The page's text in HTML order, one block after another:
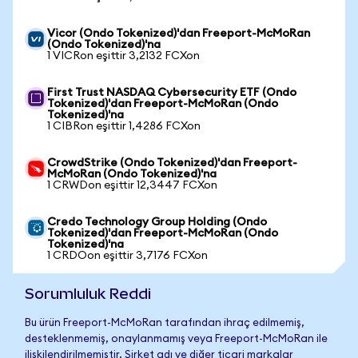
Vicor (Ondo Tokenized)'dan Freeport-McMoRan
(Ondo Tokenized)'na
1 VICRon eşittir 3,2132 FCXon
First Trust NASDAQ Cybersecurity ETF (Ondo
Tokenized)'dan Freeport-McMoRan (Ondo
Tokenized)'na
1 CIBRon eşittir 1,4286 FCXon
CrowdStrike (Ondo Tokenized)'dan Freeport-
McMoRan (Ondo Tokenized)'na
1 CRWDon eşittir 12,3447 FCXon
Credo Technology Group Holding (Ondo
Tokenized)'dan Freeport-McMoRan (Ondo
Tokenized)'na
1 CRDOon eşittir 3,7176 FCXon
Sorumluluk Reddi
Bu ürün Freeport-McMoRan tarafından ihraç edilmemiş,
desteklenmemiş, onaylanmamış veya Freeport-McMoRan ile
ilişkilendirilmemiştir. Şirket adı ve diğer ticari markalar